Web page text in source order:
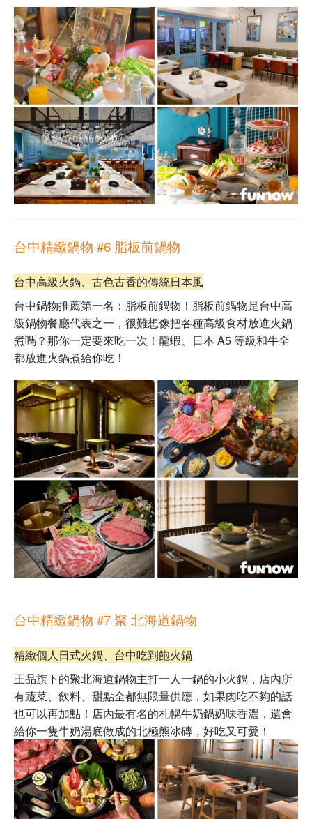
台中精緻鍋物 #6 脂板前鍋物
台中高級火鍋、古色古香的傳統日本風
台中鍋物推薦第一名： 脂板前鍋物 ！ 脂板前鍋物是台中高
級鍋物餐廳代表之一，很難想像把各種高級食材放進火鍋
煮嗎？那你一定要來吃一次！ 龍蝦、日本 A5 等級和牛全
都放進火鍋煮給你吃！
台中精緻鍋物 #7聚 北海道鍋物
精緻個人日式火鍋、台中吃到飽火鍋
王品旗下的聚北海道鍋物主打一人一鍋的小火鍋，店內所
有蔬菜、飲料、甜點全都無限量供應，如果肉吃不夠的話
也可以再加點！店內最有名的札幌牛奶鍋奶味香濃，還會
給你一隻牛奶湯底做成的北極熊冰磚，好吃又可愛！